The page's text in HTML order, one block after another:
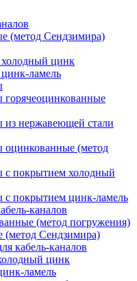
(метод Сендзимира)
цинк
ламель
нержавеющей стали
(метод
покрытием холодный
покрытием цинк-ламель
каналов
(метод погружения)
Сендзимира)
кабель-каналов
цинк
ламель